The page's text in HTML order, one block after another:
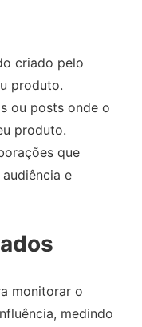
criado pelo
produto.
ou posts onde o
produto.
que
e
monitorar o
medindo